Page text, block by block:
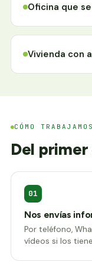
Oficina que
Vivienda con
CÓMO TRABAJAMOS
Del
01
Nos envías
Por teléfono,
vídeos si los